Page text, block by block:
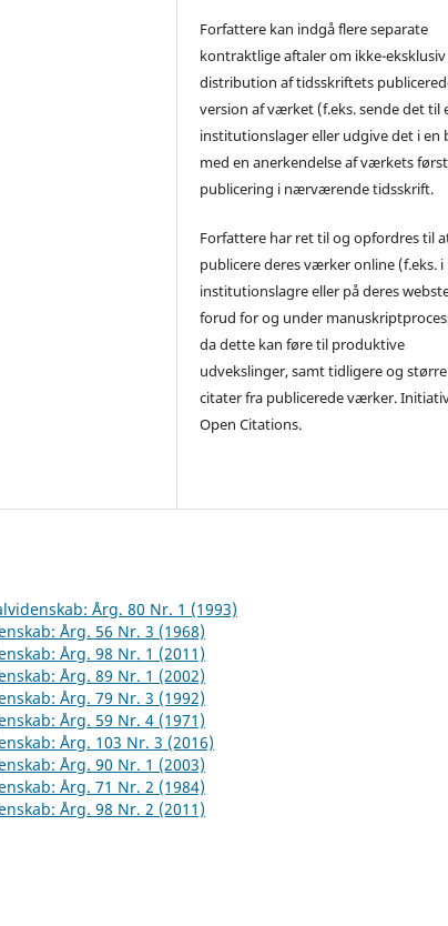
Forfattere kan indgå flere separate
kontraktlige aftaler om ikke-eksklusiv
distribution af tidsskriftets
version af værket (f.eks. sende det til
institutionslager eller udgive det i en
med en anerkendelse af værkets
publicering i nærværende tidsskrift.
Forfattere har ret til og opfordres til
publicere deres værker online (f.eks. i
institutionslagre eller på deres
forud for og under
da dette kan føre til produktive
udvekslinger, samt tidligere og større
citater fra publicerede værker.
Open Citations.
Årg. 80 Nr. 1 (1993)
Årg. 56 Nr. 3 (1968)
Årg. 98 Nr. 1 (2011)
Årg. 89 Nr. 1 (2002)
Årg. 79 Nr. 3 (1992)
Årg. 59 Nr. 4 (1971)
Årg. 103 Nr. 3 (2016)
Årg. 90 Nr. 1 (2003)
Årg. 71 Nr. 2 (1984)
Årg. 98 Nr. 2 (2011)